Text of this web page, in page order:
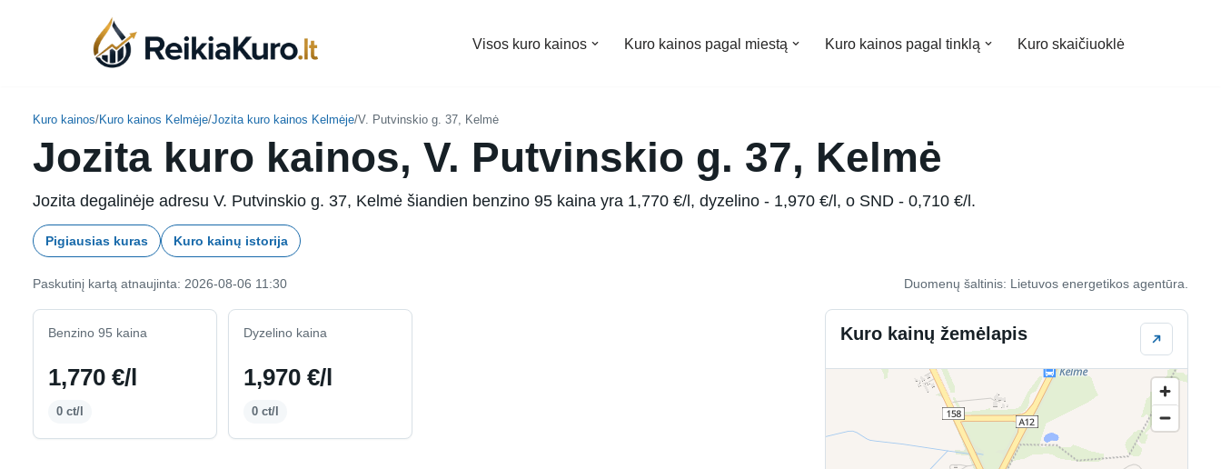
Visos kuro kainos Kuro kainos pagal miestą Kuro kainos pagal tinklą Kuro skaičiuoklė
Kuro kainos/Kuro kainos Kelmėje/Jozita kuro kainos Kelmėje/V. Putvinskio g. 37, Kelmė
Jozita kuro kainos, V. Putvinskio g. 37, Kelmė
Jozita degalinėje adresu V. Putvinskio g. 37, Kelmė šiandien benzino 95 kaina yra 1,770 €/l, dyzelino - 1,970 €/l, o SND - 0,710 €/l.
Pigiausias kuras Kuro kainų istorija
Paskutinį kartą atnaujinta: 2026-08-06 11:30 Duomenų šaltinis: Lietuvos energetikos agentūra.
Benzino 95 kaina
1,770 €/l
0 ct/l
Dyzelino kaina
1,970 €/l
0 ct/l
Kuro kainų žemėlapis